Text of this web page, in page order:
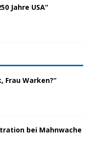
Jahre USA“
Frau Warken?“
bei Mahnwache